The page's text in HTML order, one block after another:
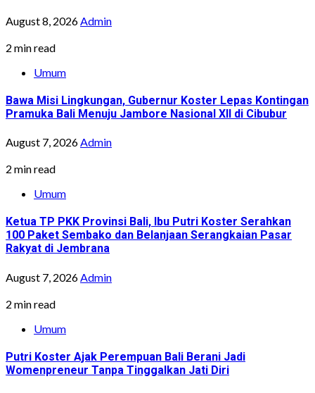
August 8, 2026 Admin
2 min read
Umum
Bawa Misi Lingkungan, Gubernur Koster Lepas Kontingan
Pramuka Bali Menuju Jambore Nasional XII di Cibubur
August 7, 2026Admin
2 min read
Umum
Ketua TP PKK Provinsi Bali, Ibu Putri Koster Serahkan
100 Paket Sembako dan Belanjaan Serangkaian Pasar
Rakyat di Jembrana
August 7, 2026 Admin
2 min read
Umum
Putri Koster Ajak Perempuan Bali Berani Jadi
Womenpreneur Tanpa Tinggalkan Jati Diri